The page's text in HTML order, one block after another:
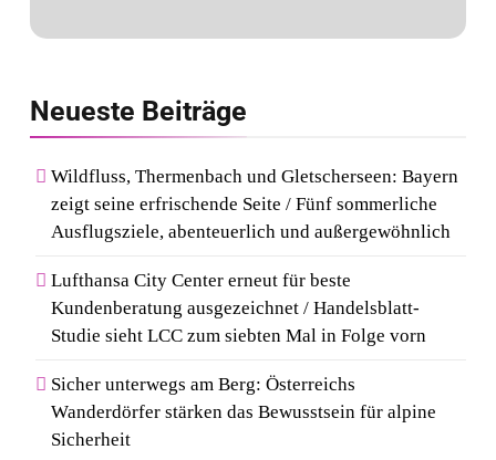
Neueste Beiträge
Wildfluss, Thermenbach und Gletscherseen: Bayern
zeigt seine erfrischende Seite / Fünf sommerliche
Ausflugsziele, abenteuerlich und außergewöhnlich
Lufthansa City Center erneut für beste
Kundenberatung ausgezeichnet / Handelsblatt-
Studie sieht LCC zum siebten Mal in Folge vorn
Sicher unterwegs am Berg: Österreichs
Wanderdörfer stärken das Bewusstsein für alpine
Sicherheit